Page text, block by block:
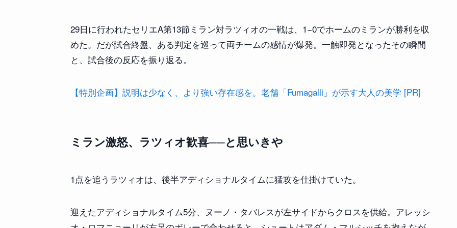
29日に行われたセリエA第13節ミラン対ラツィオの一戦は、1−0でホームのミランが勝利を収
めた。だが試合終盤、ある判定を巡って両チームの感情が爆発。一触即発となったその瞬間
と、試合後の反応を振り返る。
【特別企画】説明は少なく、より強い存在感を。老舗「Fumagalli」が示す大人の美学 [PR]
ミラン激怒、ラツィオ歓喜──と思いきや
1点を追うラツィオは、後半アディショナルタイムに猛攻を仕掛けていた。
迎えたアディショナルタイム5分、ヌーノ・タバレスが左サイドからクロスを供給。アレッシ